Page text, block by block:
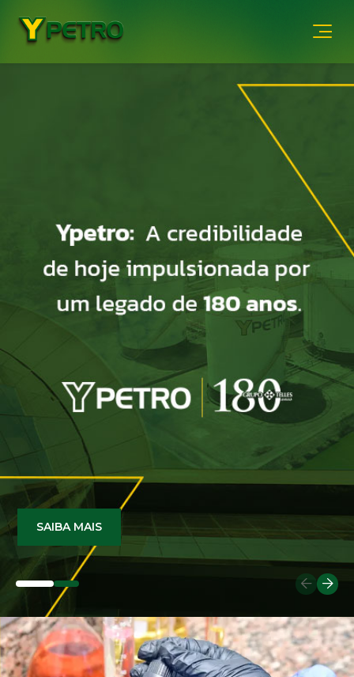
SAIBA MAIS